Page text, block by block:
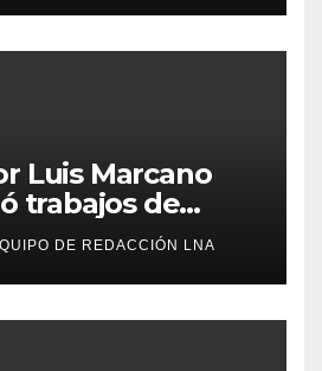
Luis Marcano
trabajos de
en al Av.
DE REDACCIÓN LNA